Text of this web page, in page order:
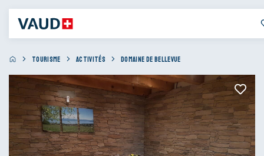
TOURISME ACTIVITÉS DOMAINE DE BELLEVUE